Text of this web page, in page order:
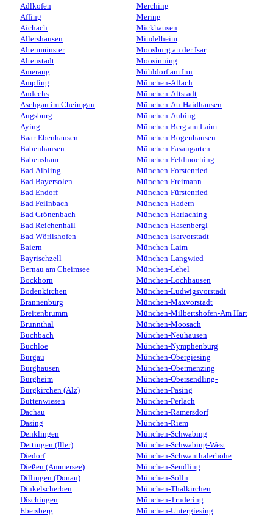
Adlkofen
Affing
Aichach
Allershausen
Altenmünster
Altenstadt
Amerang
Ampfing
Andechs
Aschgau im Cheimgau
Augsburg
Aying
Baar-Ebenhausen
Babenhausen
Babensham
Bad Aibling
Bad Bayersolen
Bad Endorf
Bad Feilnbach
Bad Grönenbach
Bad Reichenhall
Bad Wörlishofen
Baiern
Bayrischzell
Bernau am Cheimsee
Bockhorn
Bodenkirchen
Brannenburg
Breitenbrumm
Brunnthal
Buchbach
Buchloe
Burgau
Burghausen
Burgheim
Burgkirchen (Alz)
Buttenwiesen
Dachau
Dasing
Denklingen
Dettingen (Iller)
Diedorf
Dießen (Ammersee)
Dillingen (Donau)
Dinkelscherben
Dischingen
Ebersberg
Merching
Mering
Mickhausen
Mindelheim
Moosburg an der Isar
Moosinning
Mühldorf am Inn
München-Allach
München-Altstadt
München-Au-Haidhausen
München-Aubing
München-Berg am Laim
München-Bogenhausen
München-Fasangarten
München-Feldmoching
München-Forstenried
München-Freimann
München-Fürstenried
München-Hadern
München-Harlaching
München-Hasenbergl
München-Isarvorstadt
München-Laim
München-Langwied
München-Lehel
München-Lochhausen
München-Ludwigsvorstadt
München-Maxvorstadt
München-Milbertshofen-Am Hart
München-Moosach
München-Neuhausen
München-Nymphenburg
München-Obergiesing
München-Obermenzing
München-Obersendling-
München-Pasing
München-Perlach
München-Ramersdorf
München-Riem
München-Schwabing
München-Schwabing-West
München-Schwanthalerhöhe
München-Sendling
München-Solln
München-Thalkirchen
München-Trudering
München-Untergiesing